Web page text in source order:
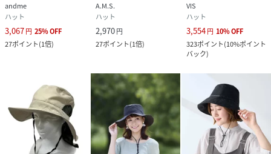
andme
ハット
3,067円 25%OFF
27ポイント(1倍)
A.M.S.
ハット
2,970円
27ポイント(1倍)
VIS
ハット
3,554円 10%OFF
323ポイント(10%ポイント
バック)